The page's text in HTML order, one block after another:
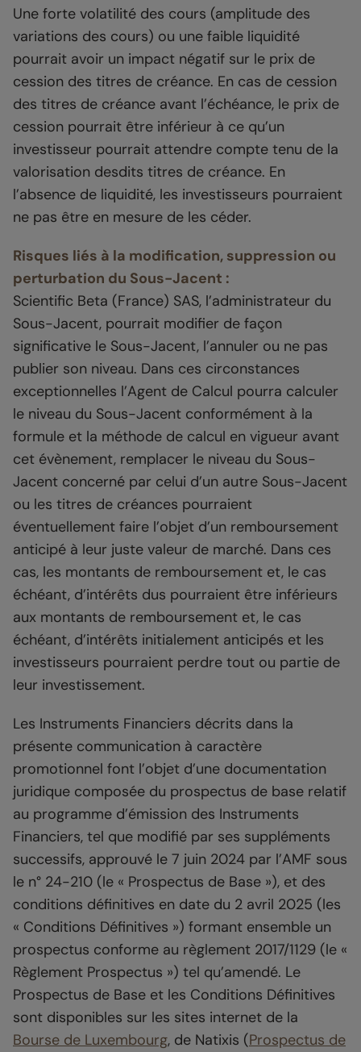
Une forte volatilité des cours (amplitude des
variations des cours) ou une faible liquidité
pourrait avoir un impact négatif sur le prix de
cession des titres de créance. En cas de cession
des titres de créance avant l’échéance, le prix de
cession pourrait être inférieur à ce qu’un
investisseur pourrait attendre compte tenu de la
valorisation desdits titres de créance. En
l’absence de liquidité, les investisseurs pourraient
ne pas être en mesure de les céder.
Risques liés à la modification, suppression ou
perturbation du Sous-Jacent :
Scientific Beta (France) SAS, l’administrateur du
Sous-Jacent, pourrait modifier de façon
significative le Sous-Jacent, l’annuler ou ne pas
publier son niveau. Dans ces circonstances
exceptionnelles l’Agent de Calcul pourra calculer
le niveau du Sous-Jacent conformément à la
formule et la méthode de calcul en vigueur avant
cet évènement, remplacer le niveau du Sous-
Jacent concerné par celui d’un autre Sous-Jacent
ou les titres de créances pourraient
éventuellement faire l’objet d’un remboursement
anticipé à leur juste valeur de marché. Dans ces
cas, les montants de remboursement et, le cas
échéant, d’intérêts dus pourraient être inférieurs
aux montants de remboursement et, le cas
échéant, d’intérêts initialement anticipés et les
investisseurs pourraient perdre tout ou partie de
leur investissement.
Les Instruments Financiers décrits dans la
présente communication à caractère
promotionnel font l’objet d’une documentation
juridique composée du prospectus de base relatif
au programme d’émission des Instruments
Financiers, tel que modifié par ses suppléments
successifs, approuvé le 7 juin 2024 par l’AMF sous
le n° 24-210 (le « Prospectus de Base »), et des
conditions définitives en date du 2 avril 2025 (les
« Conditions Définitives ») formant ensemble un
prospectus conforme au règlement 2017/1129 (le «
Règlement Prospectus ») tel qu’amendé. Le
Prospectus de Base et les Conditions Définitives
sont disponibles sur les sites internet de la
Bourse de Luxembourg, de Natixis (Prospectus de